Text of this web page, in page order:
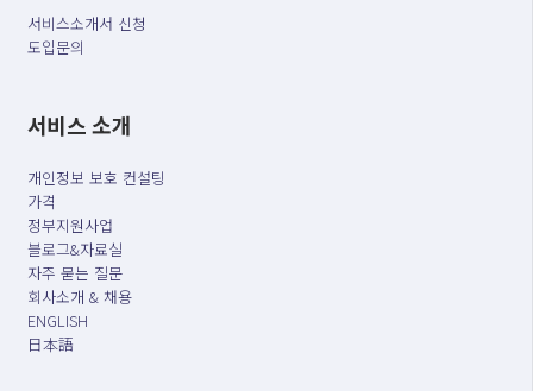
서비스소개서 신청
도입문의
서비스 소개
개인정보 보호 컨설팅
가격
정부지원사업
블로그&자료실
자주 묻는 질문
회사소개 & 채용
ENGLISH
日本語